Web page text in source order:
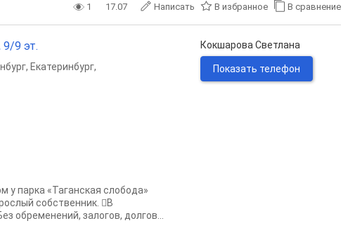
1 17.07 Написать В избранное В сравнение
9/9 эт.
, Екатеринбург,
у парка «Таганская слобода»
собственник. В
обременений, залогов, долгов...
Кокшарова Светлана
Показать телефон